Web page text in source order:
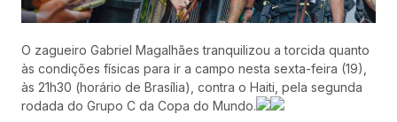
O zagueiro Gabriel Magalhães tranquilizou a torcida quanto
às condições físicas para ir a campo nesta sexta-feira (19),
às 21h30 (horário de Brasília), contra o Haiti, pela segunda
rodada do Grupo C da Copa do Mundo.